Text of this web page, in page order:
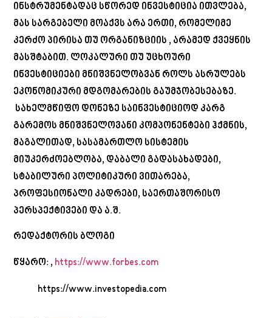
ინსტრუმენტადაც სწორედ ინვესტიცია ითვლება,
მას სარგებელი მოაქვს არა ერთი, რომელიმე
კერძო პირისა თუ ორგანიზციის , არამედ ქვეყნის
მასშტაბით. ლოკალური თუ უცხოური
ინვესტიციები მნიშვნელობვან როლს ასრულებს
ეკონომიკური მდგომარების გაუმჯობესებაზე.
სახელმწიფო დონეზე საინვესტიციოდ კარგ
გარემოს მნიშვნელოვანი კომპონენტები ჰქმნის,
მაგალითად, სასამართლო სისტემის
მიუკერძოებლობა, დაბალი გადასახადები,
სტაბილური პოლიტიკური ვითარება,
პროფესიონალი კადრები, საერთაშორისო
პერსპექტივები და ა.შ.
რედაქტორის ბლოგი
წყარო: , https://www.forbes.com
https://www.investopedia.com